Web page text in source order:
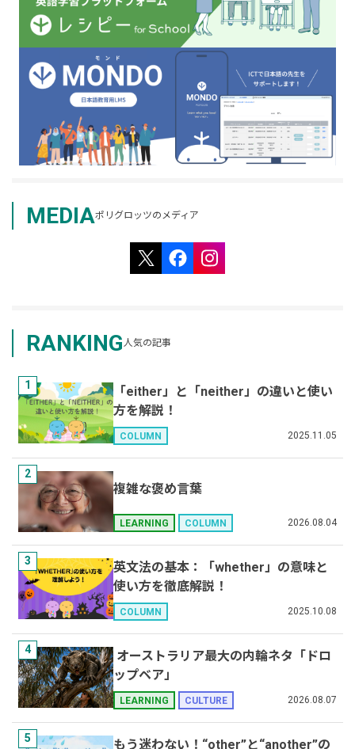
MEDIAポリグロッツのメディア
RANKING人気の記事
1
「either」と「neither」の違いと使い
方を解説！
COLUMN 2025.11.05
2
複雑な褒め言葉
LEARNING COLUMN 2026.08.04
3
英文法の基本：「whether」の意味と
使い方を徹底解説！
COLUMN 2025.10.08
4
オーストラリア最大の内輪ネタ「ドロ
ップベア」
LEARNING CULTURE 2026.08.07
5 もう迷わない！“other”と“another”の